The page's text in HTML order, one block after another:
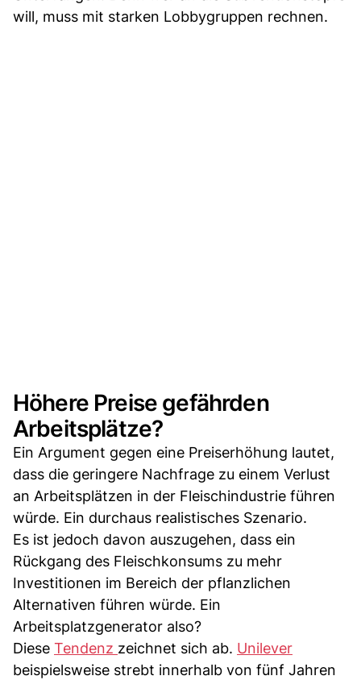
will, muss mit starken Lobbygruppen rechnen.
Höhere Preise gefährden
Arbeitsplätze?
Ein Argument gegen eine Preiserhöhung lautet,
dass die geringere Nachfrage zu einem Verlust
an Arbeitsplätzen in der Fleischindustrie führen
würde. Ein durchaus realistisches Szenario.
Es ist jedoch davon auszugehen, dass ein
Rückgang des Fleischkonsums zu mehr
Investitionen im Bereich der pflanzlichen
Alternativen führen würde. Ein
Arbeitsplatzgenerator also?
Diese Tendenz zeichnet sich ab. Unilever
beispielsweise strebt innerhalb von fünf Jahren